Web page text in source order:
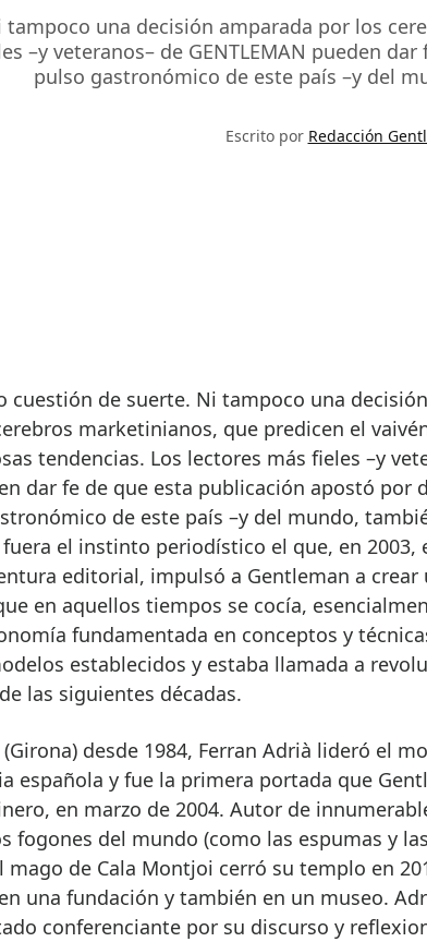
una decisión amparada por los
–y veteranos– de GENTLEMAN pueden
pulso gastronómico de este país –y del
Escrito por Redacción
marketinianos, que predicen el
tendencias. Los lectores más fieles –y
dar fe de que esta publicación apostó por
de este país –y del mundo,
el instinto periodístico el que, en 2003,
editorial, impulsó a Gentleman a crear
en aquellos tiempos se cocía,
fundamentada en conceptos y
establecidos y estaba llamada a
las siguientes décadas.
desde 1984, Ferran Adrià lideró el
española y fue la primera portada que
en marzo de 2004. Autor de
fogones del mundo (como las espumas y las
mago de Cala Montjoi cerró su templo en
una fundación y también en un museo.
conferenciante por su discurso y